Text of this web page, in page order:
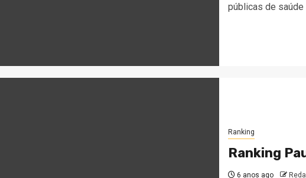
públicas de saúde
Ranking
Ranking
6 anos ago